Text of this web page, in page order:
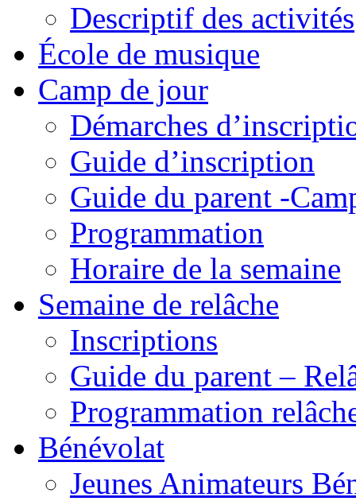
Descriptif des activités
École de musique
Camp de jour
Démarches
Guide d’inscription
Guide du parent -
Programmation
Horaire de la semaine
Semaine de relâche
Inscriptions
Guide du parent –
Programmation
Bénévolat
Jeunes Animateurs